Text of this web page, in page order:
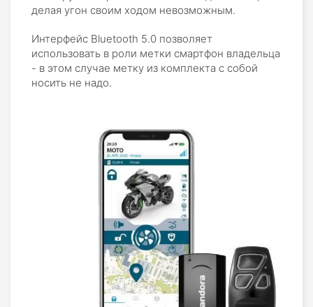
делая угон своим ходом невозможным.
Интерфейс Bluetooth 5.0 позволяет
использовать в роли метки смартфон владельца
- в этом случае метку из комплекта с собой
носить не надо.